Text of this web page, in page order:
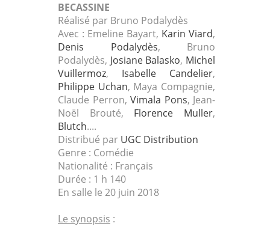
BECASSINE
Réalisé par Bruno Podalydès
Avec : Emeline Bayart, Karin Viard,
Denis Podalydès, Bruno
Podalydès, Josiane Balasko, Michel
Vuillermoz, Isabelle Candelier,
Philippe Uchan, Maya Compagnie,
Claude Perron, Vimala Pons, Jean-
Noël Brouté, Florence Muller,
Blutch....
Distribué par UGC Distribution
Genre : Comédie
Nationalité : Français
Durée : 1 h 140
En salle le 20 juin 2018
Le synopsis :